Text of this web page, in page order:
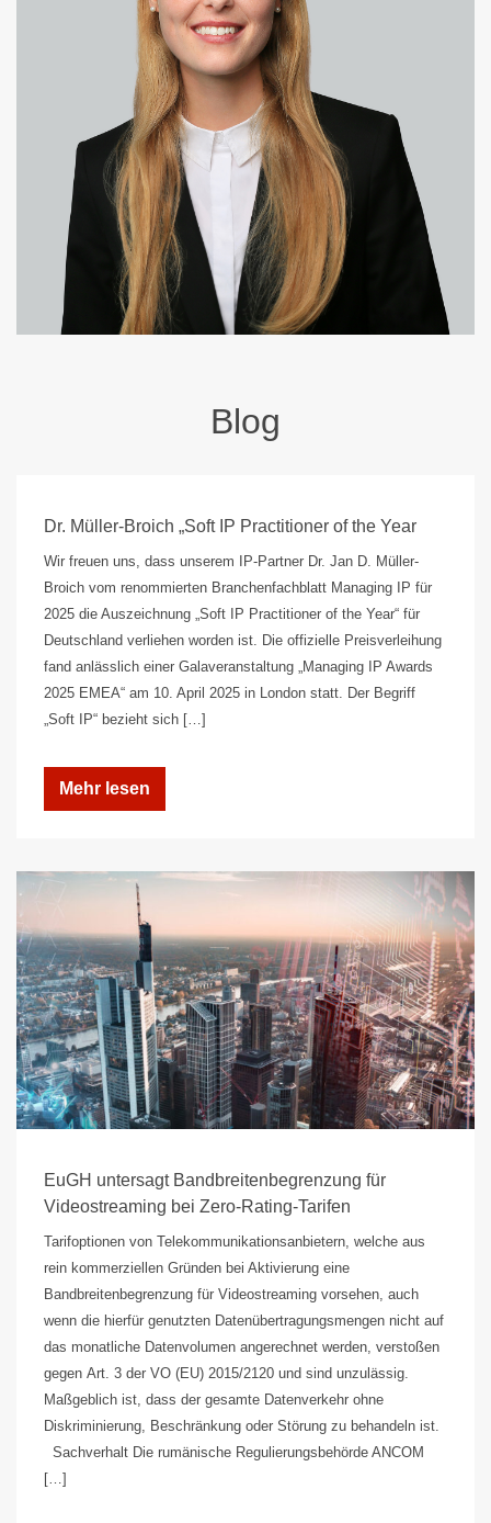
Blog
Dr. Müller-Broich „Soft IP Practitioner of the Year
Wir freuen uns, dass unserem IP-Partner Dr. Jan D. Müller-
Broich vom renommierten Branchenfachblatt Managing IP für
2025 die Auszeichnung „Soft IP Practitioner of the Year“ für
Deutschland verliehen worden ist. Die offizielle Preisverleihung
fand anlässlich einer Galaveranstaltung „Managing IP Awards
2025 EMEA“ am 10. April 2025 in London statt. Der Begriff
„Soft IP“ bezieht sich […]
Mehr lesen
EuGH untersagt Bandbreitenbegrenzung für
Videostreaming bei Zero-Rating-Tarifen
Tarifoptionen von Telekommunikationsanbietern, welche aus
rein kommerziellen Gründen bei Aktivierung eine
Bandbreitenbegrenzung für Videostreaming vorsehen, auch
wenn die hierfür genutzten Datenübertragungsmengen nicht auf
das monatliche Datenvolumen angerechnet werden, verstoßen
gegen Art. 3 der VO (EU) 2015/2120 und sind unzulässig.
Maßgeblich ist, dass der gesamte Datenverkehr ohne
Diskriminierung, Beschränkung oder Störung zu behandeln ist.
Sachverhalt Die rumänische Regulierungsbehörde ANCOM
[…]